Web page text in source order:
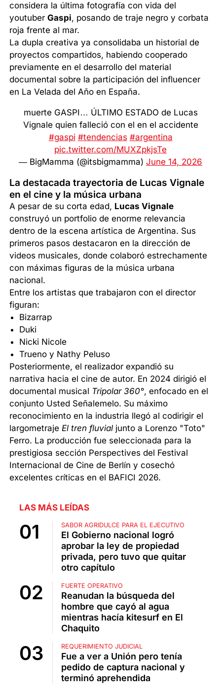
considera la última fotografía con vida del
youtuberGaspi, posando de traje negro y corbata
roja frente al mar.
La dupla creativa ya consolidaba un historial de
proyectos compartidos, habiendo cooperado
previamente en el desarrollo del material
documental sobre la participación del influencer
en La Velada del Año en España.
muerte GASPI… ÚLTIMO ESTADO de Lucas
Vignale quien falleció con el en el accidente
#gaspi #tendencias #argentina
pic.twitter.com/MUXZpkjsTe
— BigMamma (@itsbigmamma) June 14, 2026
La destacada trayectoria de Lucas Vignale
en el cine y la música urbana
A pesar de su corta edad, Lucas Vignale
construyó un portfolio de enorme relevancia
dentro de la escena artística de Argentina. Sus
primeros pasos destacaron en la dirección de
videos musicales, donde colaboró estrechamente
con máximas figuras de la música urbana
nacional.
Entre los artistas que trabajaron con el director
figuran:
Bizarrap
Duki
Nicki Nicole
Trueno y Nathy Peluso
Posteriormente, el realizador expandió su
narrativa hacia el cine de autor. En 2024 dirigió el
documental musical Tripolar 360°, enfocado en el
conjunto Usted Señalemelo. Su máximo
reconocimiento en la industria llegó al codirigir el
largometrajeEl tren fluvial junto a Lorenzo "Toto"
Ferro. La producción fue seleccionada para la
prestigiosa sección Perspectives del Festival
Internacional de Cine de Berlín y cosechó
excelentes críticas en el BAFICI 2026.
LAS MÁS LEÍDAS
SABOR AGRIDULCE PARA EL EJECUTIVO
El Gobierno nacional logró
aprobar la ley de propiedad
privada, pero tuvo que quitar
otro capítulo
FUERTE OPERATIVO
Reanudan la búsqueda del
hombre que cayó al agua
mientras hacía kitesurf en El
Chaquito
REQUERIMIENTO JUDICIAL
Fue a ver a Unión pero tenía
pedido de captura nacional y
terminó aprehendida